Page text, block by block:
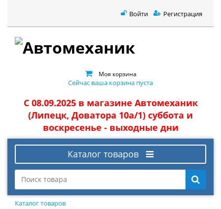
Войти Регистрация
Моя корзина
Сейчас ваша корзина пуста
С 08.09.2025 в магазине Автомеханик
(Липецк, Доватора 10а/1) суббота и
воскресенье - выходные дни
Каталог товаров
Каталог товаров